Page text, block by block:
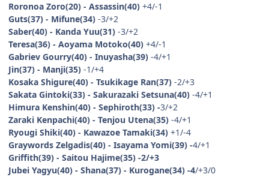
Roronoa Zoro(20) - Assassin(40) +4/-1
Guts(37) - Mifune(34) -3/+2
Saber(40) - Kanda Yuu(31) -3/+2
Teresa(36) - Aoyama Motoko(40) +4/-1
Gabriev Gourry(40) - Inuyasha(39) -4/+1
Jin(37) - Manji(35) -1/+4
Kosaka Shigure(40) - Tsukikage Ran(37) -2/+3
Sakata Gintoki(33) - Sakurazaki Setsuna(40) -4/+1
Himura Kenshin(40) - Sephiroth(33) -3/+2
Zaraki Kenpachi(40) - Tenjou Utena(35) -4/+1
Ryougi Shiki(40) - Kawazoe Tamaki(34) +1/-4
Graywords Zelgadis(40) - Isayama Yomi(39) -4/+1
Griffith(39) - Saitou Hajime(35) -2/+3
Jubei Yagyu(40) - Shana(37) - Kurogane(34) -4/+3/0